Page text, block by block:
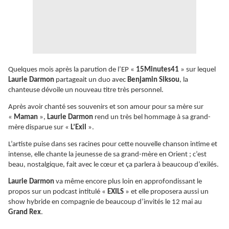
Quelques mois après la parution de l’EP « 15Minutes41 » sur lequel
Laurie Darmon partageait un duo avec Benjamin Siksou, la
chanteuse dévoile un nouveau titre très personnel.
Après avoir chanté ses souvenirs et son amour pour sa mère sur
« Maman », Laurie Darmon rend un très bel hommage à sa grand-
mère disparue sur « L’Exil ».
L’artiste puise dans ses racines pour cette nouvelle chanson intime et
intense, elle chante la jeunesse de sa grand-mère en Orient ; c’est
beau, nostalgique, fait avec le cœur et ça parlera à beaucoup d’exilés.
Laurie Darmon va même encore plus loin en approfondissant le
propos sur un podcast intitulé « EXILS » et elle proposera aussi un
show hybride en compagnie de beaucoup d’invités le 12 mai au
Grand Rex.